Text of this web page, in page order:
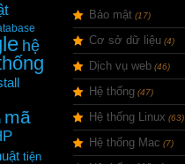
hệ
mã
tiện
Bảo mật (17)
Cơ sở dữ liệu (4)
Dịch vụ web (46)
Hệ thống (47)
Hệ thống Linux (63)
Hệ thống Mac (7)